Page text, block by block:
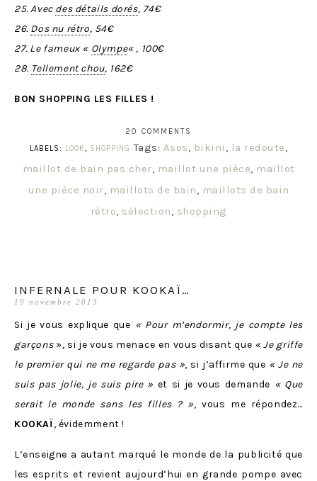
25. Avec des détails dorés, 74€
26. Dos nu rétro, 54€
27. Le fameux « Olympe« , 100€
28. Tellement chou, 162€
BON SHOPPING LES FILLES !
20 COMMENTS
LABELS: LOOK, SHOPPING Tags: Asos, bikini , la redoute,
maillot de bain pas cher, maillot une pièce, maillot
une pièce noir, maillots de bain, maillots de bain
rétro, sélection, shopping
INFERNALE POUR KOOKAÏ…
19 novembre 2013
Si je vous explique que « Pour m’endormir, je compte les
garçons », si je vous menace en vous disant que «Je griffe
le premier qui ne me regarde pas », si j’affirme que « Je ne
suis pas jolie, je suis pire » et si je vous demande « Que
serait le monde sans les filles ? », vous me répondez…
KOOKAÏ, évidemment !
L’enseigne a autant marqué le monde de la publicité que
les esprits et revient aujourd’hui en grande pompe avec